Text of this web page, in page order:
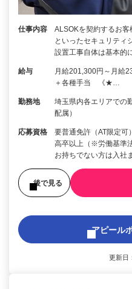
仕事内容
ALSOKを契約するお
といったセキュリティ
設置工事自体は基本的
給与
月給201,300円～月給
＋各種手当 《★…
勤務地
埼玉県内各エリアで
配属）
応募資格
要普通免許（AT限定可
高卒以上（※労働基準
お持ちでない方は入社
後で見る
アピール
更新日